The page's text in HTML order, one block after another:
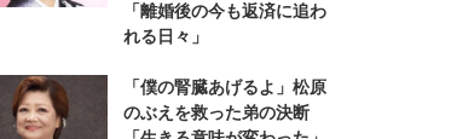
「離婚後の今も返済に追わ
れる日々」
「僕の腎臓あげるよ」松原
のぶえを救った弟の決断